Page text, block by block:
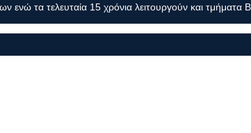
τα τελευταία 15 χρόνια λειτουργούν και τμήματα